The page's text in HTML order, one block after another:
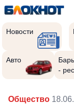
Новости
Авто
-
Общество